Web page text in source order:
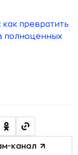
как превратить
полноценных
канал